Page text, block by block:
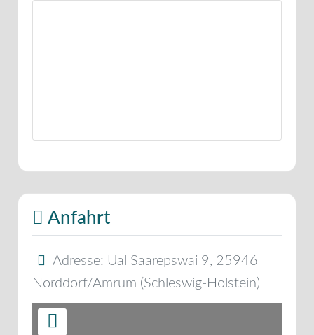
Anfahrt
Adresse: Ual Saarepswai 9, 25946
Norddorf/Amrum (Schleswig-Holstein)